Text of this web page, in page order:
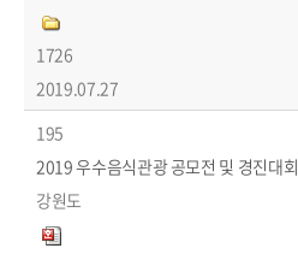
1726
2019.07.27
195
2019 우수음식관광 공모전 및 경진대회
강원도